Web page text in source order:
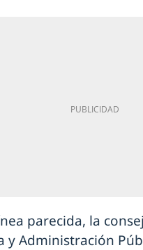
parecida, la
y Administración